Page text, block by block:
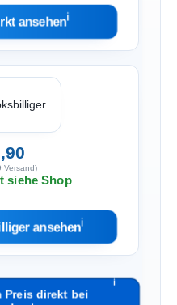
ansehenℹ︎
Versand)
siehe Shop
ansehenℹ︎
direkt bei
ℹ︎